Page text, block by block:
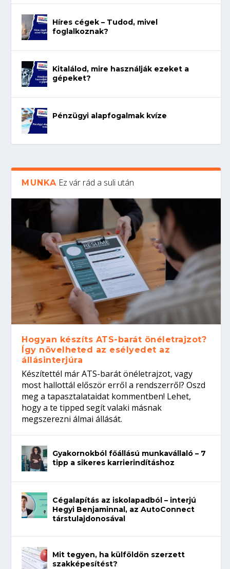
Híres cégek – Tudod, mivel
foglalkoznak?
Kitalálod, mire használják ezeket a
gépeket?
Pénzügyi alapfogalmak kvíze
MUNKA Ez vár rád a suli után
Hogyan készíts ATS-barát önéletrajzot?
Így növelheted az esélyedet az
állásinterjúra
Készítettél már ATS-barát önéletrajzot, vagy
most hallottál először erről a rendszerről? Oszd
meg a tapasztalataidat kommentben! Lehet,
hogy a te tipped segít valaki másnak
megszerezni álmai állását.
Gyakornokból főállású munkavállaló – 7
tipp a sikeres karrierindításhoz
Cégalapítás az iskolapadból – interjú
Hegyi Benjaminnal, az AutoConnect
társtulajdonosával
Mit tegyen, ha külföldön szerzett
szakképesítést?